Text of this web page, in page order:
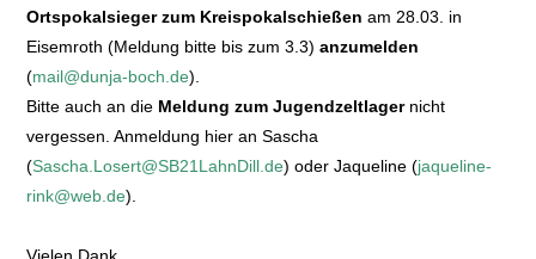
Ortspokalsieger zum Kreispokalschießen am 28.03. in
Eisemroth (Meldung bitte bis zum 3.3)anzumelden
(mail@dunja-boch.de).
Bitte auch an die Meldung zum Jugendzeltlagernicht
vergessen. Anmeldung hier an Sascha
(Sascha.Losert@SB21LahnDill.de) oder Jaqueline (jaqueline-
rink@web.de).